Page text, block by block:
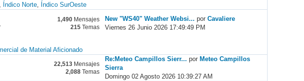
Índico Norte Índico SurOeste
1,490 Mensajes
215 Temas
New "WS40" Weather Websi... porCavaliere
Viernes 26 Junio 2026 17:49:49 PM
de Material Aficionado
22,513 Mensajes
2,088 Temas
Re:Meteo Campillos Sierr... por Meteo Campillos
Sierra
Domingo 02 Agosto 2026 10:39:27 AM